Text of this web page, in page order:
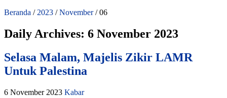
Beranda / 2023 / November / 06
Daily Archives: 6 November 2023
Selasa Malam, Majelis Zikir LAMR
Untuk Palestina
6 November 2023 Kabar